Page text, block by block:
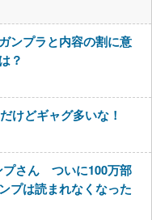
ンプラと内容の割に意
？
けどギャグ多いな！
プさん ついに100万部
プは読まれなくなった